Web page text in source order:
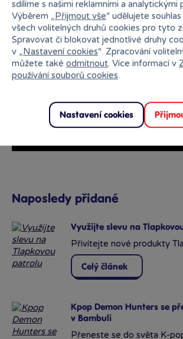
Naposledy přidané
Využijte slevu na
Přivítejte nové produkty
Celý článek
Kpop Demon Hunters se
v Bambuli
Přeneste se do světa K-
sdílíme s našimi reklamními a analytickými
Výběrem „Přijmout vše“ udělujete
všech volitelných druhů cookies pro tyto
Spravovat či blokovat jednotlivé druhy
v „Nastavení cookies“. Zpracování
můžete také odmítnout. Více informací v
používání souborů cookies.
Nastavení cookies